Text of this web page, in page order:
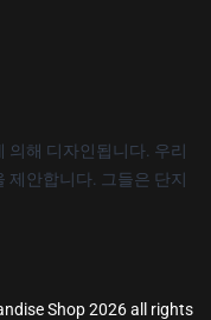
의해 디자인됩니다. 우리
제안합니다. 그들은 단지
Shop 2026 all rights